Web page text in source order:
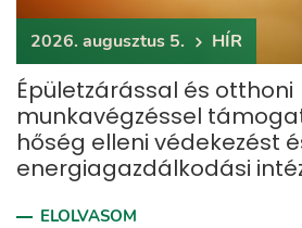
2026. augusztus 5. HÍR
Épületzárással és otthoni
munkavégzéssel
hőség elleni védekezést
energiagazdálkodási
ELOLVASOM